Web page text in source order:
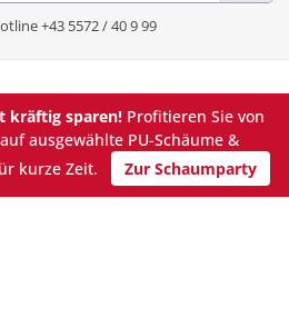
+43 5572 / 40 9 99
kräftig sparen!Profitieren Sie von
ausgewählte PU-Schäume &
kurze Zeit.
Zur Schaumparty